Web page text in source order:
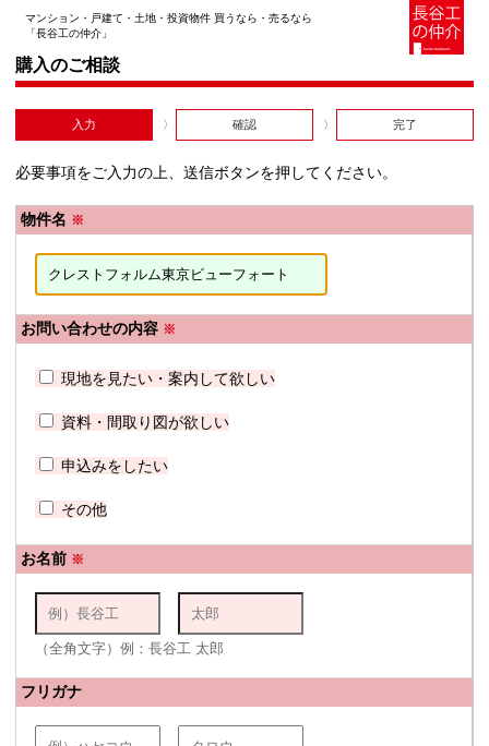
マンション・戸建て・土地・投資物件 買うなら・売るなら
「長谷工の仲介」
購入のご相談
入力 確認 完了
必要事項をご入力の上、送信ボタンを押してください。
物件名 ※
お問い合わせの内容 ※
現地を見たい・案内して欲しい
資料・間取り図が欲しい
申込みをしたい
その他
お名前 ※
（全角文字）例：長谷工 太郎
フリガナ